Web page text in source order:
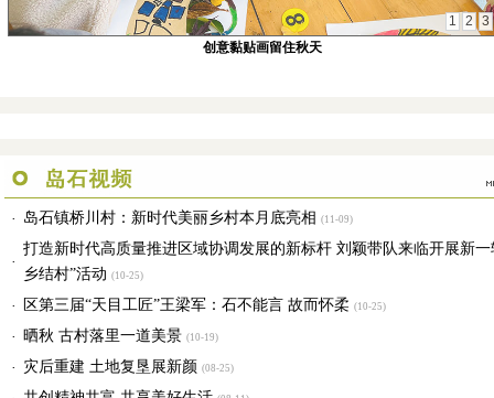
1 2
3
创意黏贴画留住秋天
· 岛石镇桥川村：新时代美丽乡村本月底亮相 (11-09)
·
打造新时代高质量推进区域协调发展的新标杆 刘颖带队来临开展新一
乡结村”活动 (10-25)
· 区第三届“天目工匠”王梁军：石不能言 故而怀柔 (10-25)
· 晒秋 古村落里一道美景 (10-19)
· 灾后重建 土地复垦展新颜 (08-25)